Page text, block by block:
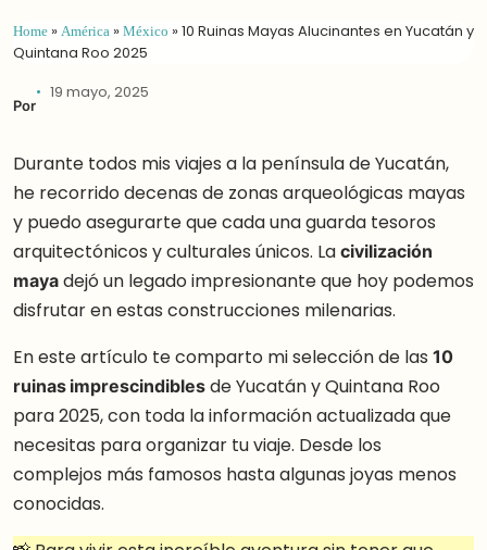
Home »América »México »10 Ruinas Mayas Alucinantes en Yucatán y
Quintana Roo 2025
Por
19 mayo, 2025
Durante todos mis viajes a la península de Yucatán,
he recorrido decenas de zonas arqueológicas mayas
y puedo asegurarte que cada una guarda tesoros
arquitectónicos y culturales únicos. Lacivilización
mayadejó un legado impresionante que hoy podemos
disfrutar en estas construcciones milenarias.
En este artículo te comparto mi selección de las 10
ruinas imprescindiblesde Yucatán y Quintana Roo
para 2025, con toda la información actualizada que
necesitas para organizar tu viaje. Desde los
complejos más famosos hasta algunas joyas menos
conocidas.